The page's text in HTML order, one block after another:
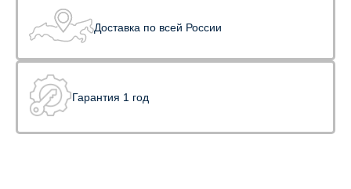
Доставка по всей России
Гарантия 1 год